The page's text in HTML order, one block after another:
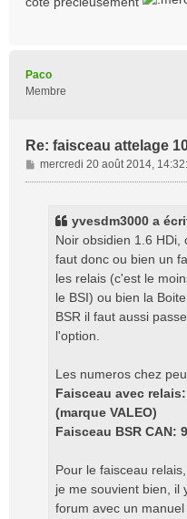
Paco
Membre
Re: faisceau attelage
M
e
mercredi 20 août 2014,
yvesdm3000 a
Noir obsidien 1.6 HDi,
faut donc ou bien un
les relais (c'est le
le BSI) ou bien la
BSR il faut aussi
l'option.
Les numeros chez
Faisceau avec
(marque VALEO)
Faisceau BSR CAN:
Pour le faisceau
je me souvient bien, il
forum avec un